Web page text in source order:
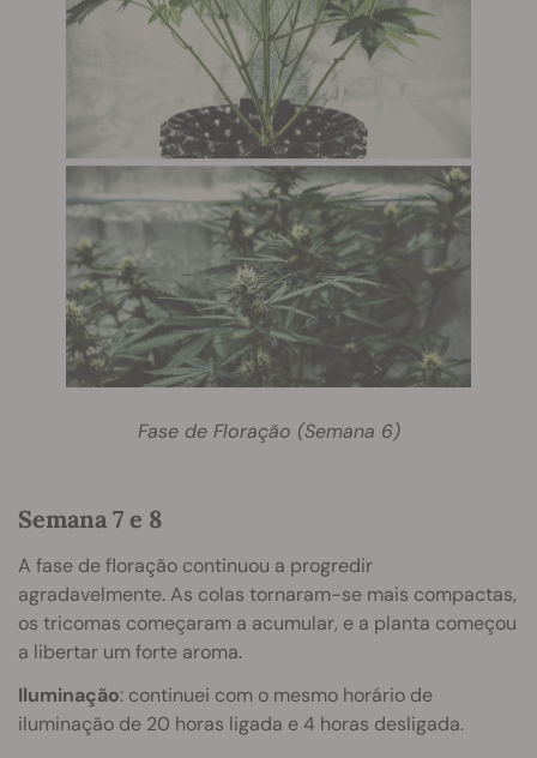
Fase de Floração (Semana 6)
Semana 7 e 8
A fase de floração continuou a progredir
agradavelmente. As colas tornaram-se mais compactas,
os tricomas começaram a acumular, e a planta começou
a libertar um forte aroma.
Iluminação: continuei com o mesmo horário de
iluminação de 20 horas ligada e 4 horas desligada.